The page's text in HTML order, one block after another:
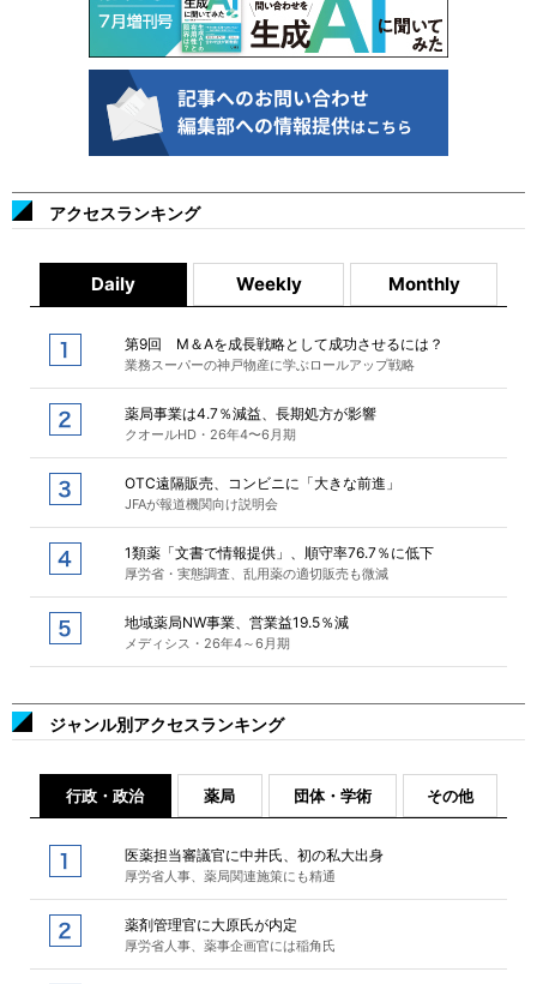
アクセスランキング
Daily Weekly Monthly
第9回 M＆Aを成長戦略として成功させるには？
業務スーパーの神戸物産に学ぶロールアップ戦略
薬局事業は4.7％減益、長期処方が影響
クオールHD・26年4〜6月期
OTC遠隔販売、コンビニに「大きな前進」
JFAが報道機関向け説明会
1類薬「文書で情報提供」、順守率76.7％に低下
厚労省・実態調査、乱用薬の適切販売も微減
地域薬局NW事業、営業益19.5％減
メディシス・26年4～6月期
ジャンル別アクセスランキング
行政・政治 薬局 団体・学術 その他
医薬担当審議官に中井氏、初の私大出身
厚労省人事、薬局関連施策にも精通
薬剤管理官に大原氏が内定
厚労省人事、薬事企画官には稲角氏